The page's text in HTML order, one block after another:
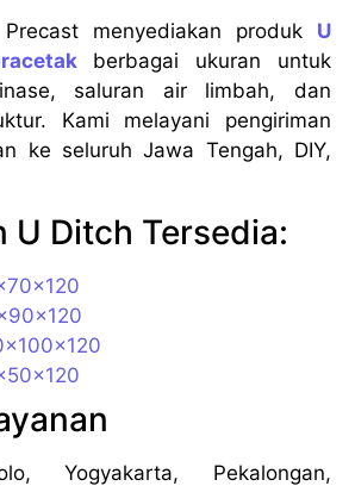
menyediakan produk U
berbagai ukuran untuk
saluran air limbah, dan
Kami melayani pengiriman
ke seluruh Jawa Tengah, DIY,
U Ditch Tersedia:
Yogyakarta, Pekalongan,